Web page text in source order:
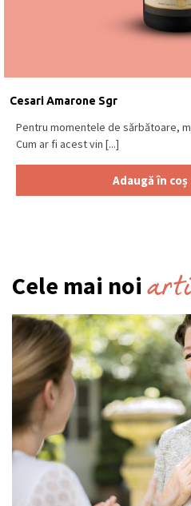
Cesari Amarone Sgr
Pentru momentele de sărbătoare,
Cum ar fi acest vin [...]
Adaugă în coș
Cele mai noi